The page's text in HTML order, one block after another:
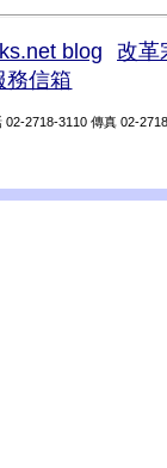
blog
改革
務信箱
2718-3110 傳真 02-